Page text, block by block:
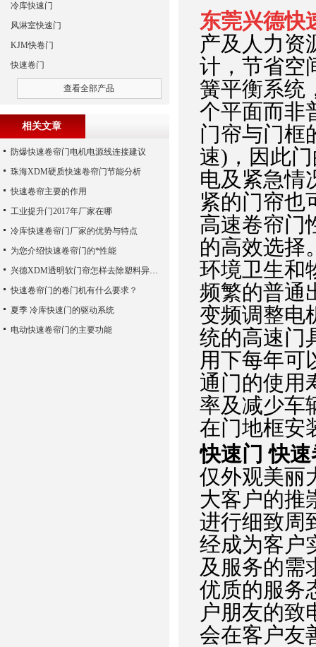
东莞兴德快
产及人力资
计，节省空
簧平衡系统
个平面而非
门帘与门框
速)，因此
电及紧急情
紧的门帘也
高速卷帘门
的高效选择
环境卫生和
频繁的普通
变频调整电
统的高速门
用下每年可
通门的使用
率及减少车
在门地框安
快速门 快
仅外观美丽
大客户的推
进行细致周
经成为客户
及服务的需
优质的服务
户朋友的致
会在客户友
冷库快速门
风淋室快速门
KJM快卷门
快速卷门
查看全部产品
相关文章
防爆快速卷帘门电机电源线连接建议
珠海XDM硬质快速卷帘门节能分析
快速卷帘主要的作用
工业提升门2017年厂家在哪
冷库快速卷帘门厂家的优势与特点
为您介绍快速卷帘门的*性能
兴德XDM透明软门帘怎样去除塑料异味？
快速卷帘门的卷门机有什么要求？
夏季 冷库快速门的驱动系统
电动快速卷帘门的主要功能